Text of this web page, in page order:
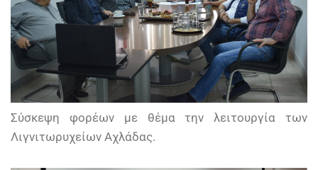
Σύσκεψη φορέων με θέμα την λειτουργία των
Λιγνιτωρυχείων Αχλάδας.